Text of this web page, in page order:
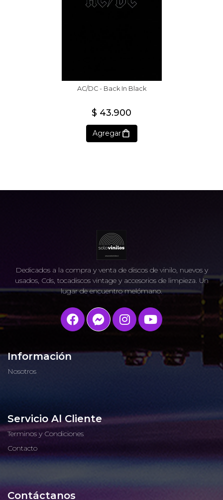
AC/DC - Back In Black
$ 43.900
Agregar
Dedicados a la compra y venta de discos de vinilo, nuevos y
usados, Cds, tocadiscos vintage y accesorios de limpieza. Un
lugar de encuentro melómano.
Información
Nosotros
Servicio Al Cliente
Terminos y Condiciones
Contacto
Contáctanos